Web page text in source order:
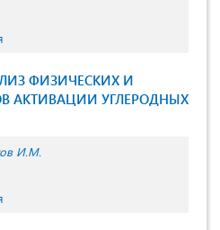
ФИЗИЧЕСКИХ И
АКТИВАЦИИ УГЛЕРОДНЫХ
И.М.